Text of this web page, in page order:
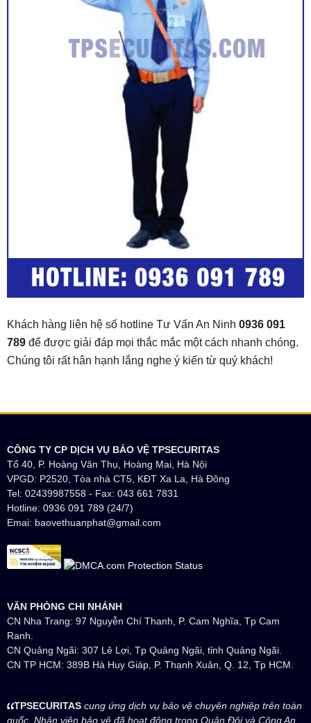
Khách hàng liên hệ số hotline Tư Vấn An Ninh 0936 091
789 để được giải đáp mọi thắc mắc một cách nhanh chóng.
Chúng tôi rất hân hạnh lắng nghe ý kiến từ quý khách!
CÔNG TY CP DỊCH VỤ BẢO VỆ TPSECURITAS
Tổ 40, P. Hoàng Văn Thụ, Hoàng Mai, Hà Nội
VPGD: P2520, Tòa nhà CT5, KĐT Xa La, Hà Đông
Tel: 02439987558 - Fax: 043 661 7831
Hotline: 0936 091 789 (24/7)
Emai: baovethuanphat@gmail.com
VĂN PHÒNG CHI NHÁNH
CN Nha Trang: 97 Nguyễn Chí Thanh, P. Cam Nghĩa, Tp Cam
Ranh.
CN Quảng Ngãi: 307 Lê Lợi, Tp Quảng Ngãi, tỉnh Quảng Ngãi.
CN TP HCM: 389B Hà Huy Giáp, P. Thạnh Xuân, Q. 12, Tp HCM.
TPSECURITAS cung ứng dịch vụ bảo vệ chuyên nghiệp trên toàn
quốc. Nhân viên bảo vệ đã hoạt động trong Quân Đội và Công An